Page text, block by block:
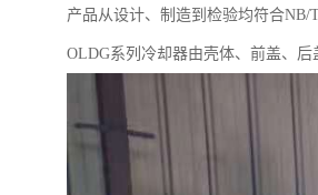
产品从设计、制造到检验均符合NB/
OLDG系列冷却器由壳体、前盖、后